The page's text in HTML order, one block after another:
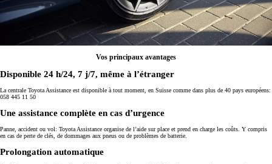
Vos principaux avantages
Disponible 24 h/24, 7 j/7, même à l’étranger
La centrale Toyota Assistance est disponible à tout moment, en Suisse comme dans plus de 40 pays européens:
058 445 11 50
Une assistance complète en cas d’urgence
Panne, accident ou vol: Toyota Assistance organise de l’aide sur place et prend en charge les coûts. Y compris
en cas de perte de clés, de dommages aux pneus ou de problèmes de batterie.
Prolongation automatique